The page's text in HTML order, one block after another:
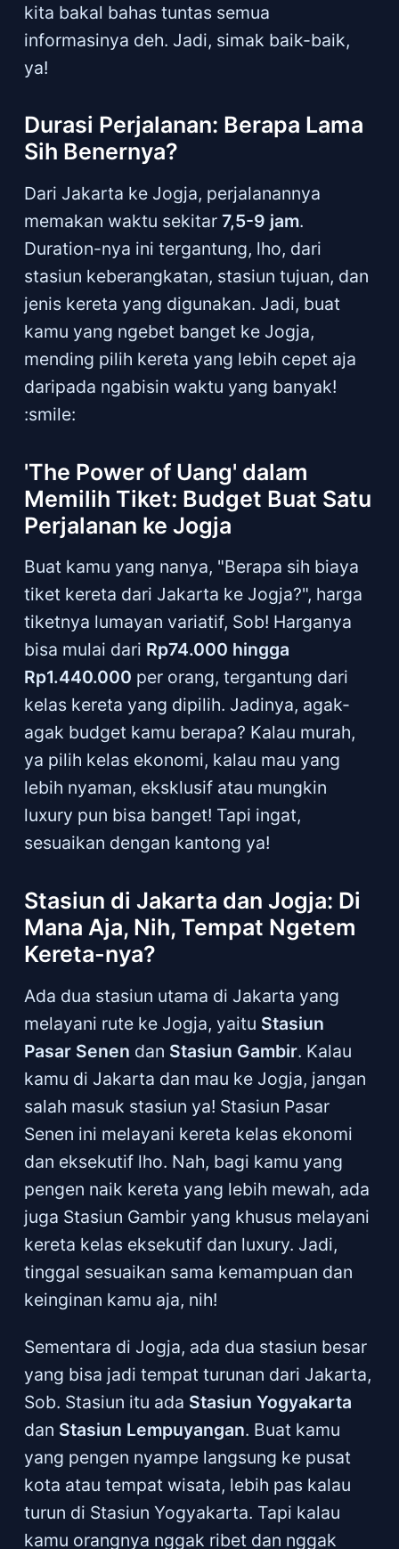
kita bakal bahas tuntas semua
informasinya deh. Jadi, simak baik-baik,
ya!
Durasi Perjalanan: Berapa Lama
Sih Benernya?
Dari Jakarta ke Jogja, perjalanannya
memakan waktu sekitar 7,5-9 jam.
Duration-nya ini tergantung, lho, dari
stasiun keberangkatan, stasiun tujuan, dan
jenis kereta yang digunakan. Jadi, buat
kamu yang ngebet banget ke Jogja,
mending pilih kereta yang lebih cepet aja
daripada ngabisin waktu yang banyak!
:smile:
'The Power of Uang' dalam
Memilih Tiket: Budget Buat Satu
Perjalanan ke Jogja
Buat kamu yang nanya, "Berapa sih biaya
tiket kereta dari Jakarta ke Jogja?", harga
tiketnya lumayan variatif, Sob! Harganya
bisa mulai dari Rp74.000 hingga
Rp1.440.000 per orang, tergantung dari
kelas kereta yang dipilih. Jadinya, agak-
agak budget kamu berapa? Kalau murah,
ya pilih kelas ekonomi, kalau mau yang
lebih nyaman, eksklusif atau mungkin
luxury pun bisa banget! Tapi ingat,
sesuaikan dengan kantong ya!
Stasiun di Jakarta dan Jogja: Di
Mana Aja, Nih, Tempat Ngetem
Kereta-nya?
Ada dua stasiun utama di Jakarta yang
melayani rute ke Jogja, yaitu Stasiun
Pasar Senen dan Stasiun Gambir. Kalau
kamu di Jakarta dan mau ke Jogja, jangan
salah masuk stasiun ya! Stasiun Pasar
Senen ini melayani kereta kelas ekonomi
dan eksekutif lho. Nah, bagi kamu yang
pengen naik kereta yang lebih mewah, ada
juga Stasiun Gambir yang khusus melayani
kereta kelas eksekutif dan luxury. Jadi,
tinggal sesuaikan sama kemampuan dan
keinginan kamu aja, nih!
Sementara di Jogja, ada dua stasiun besar
yang bisa jadi tempat turunan dari Jakarta,
Sob. Stasiun itu ada Stasiun Yogyakarta
dan Stasiun Lempuyangan. Buat kamu
yang pengen nyampe langsung ke pusat
kota atau tempat wisata, lebih pas kalau
turun di Stasiun Yogyakarta. Tapi kalau
kamu orangnya nggak ribet dan nggak